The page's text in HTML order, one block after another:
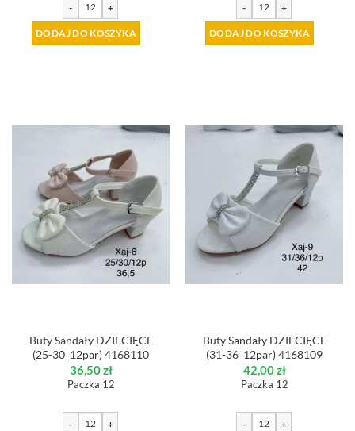
- +
DODAJ DO KOSZYKA
- +
DODAJ DO KOSZYKA
Buty Sandały DZIECIĘCE
(25-30_12par) 4168110
36,50zł
Paczka 12
- +
Buty Sandały DZIECIĘCE
(31-36_12par) 4168109
42,00zł
Paczka 12
- +